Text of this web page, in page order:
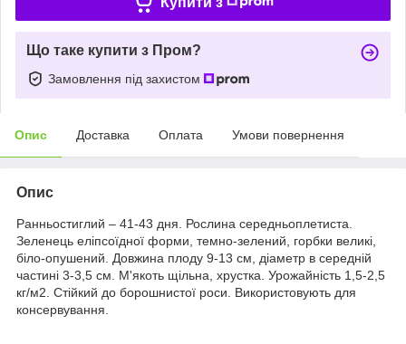
Що таке купити з Пром?
Замовлення під захистом
Опис Доставка Оплата Умови повернення
Опис
Ранньостиглий – 41-43 дня. Рослина середньоплетиста.
Зеленець еліпсоїдної форми, темно-зелений, горбки великі,
біло-опушений. Довжина плоду 9-13 см, діаметр в середній
частині 3-3,5 см. М'якоть щільна, хрустка. Урожайність 1,5-2,5
кг/м2. Стійкий до борошнистої роси. Використовують для
консервування.